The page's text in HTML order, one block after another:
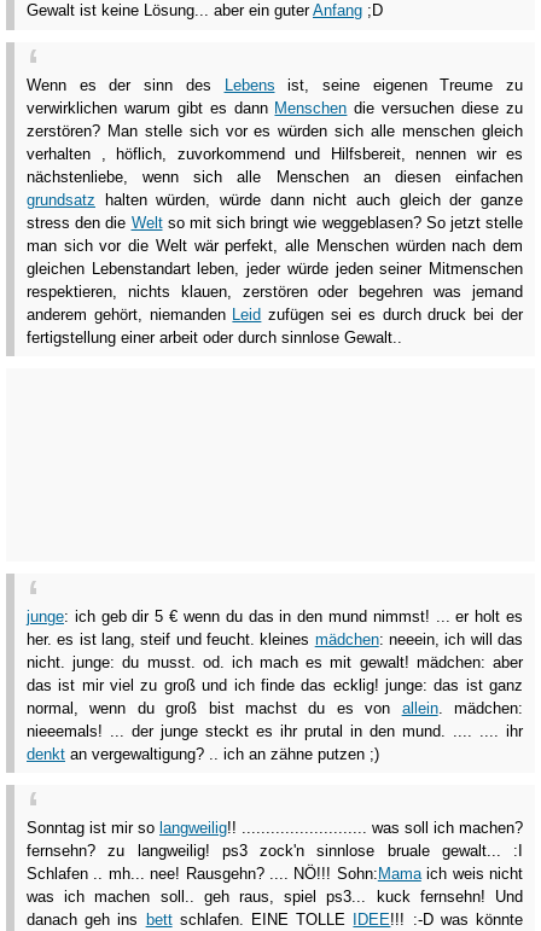
Gewalt ist keine Lösung... aber ein guterAnfang ;D
Wenn es der sinn des Lebens ist, seine eigenen Treume zu
verwirklichen warum gibt es dann Menschen die versuchen diese zu
zerstören? Man stelle sich vor es würden sich alle menschen gleich
verhalten , höflich, zuvorkommend und Hilfsbereit, nennen wir es
nächstenliebe, wenn sich alle Menschen an diesen einfachen
grundsatz halten würden, würde dann nicht auch gleich der ganze
stress den die Weltso mit sich bringt wie weggeblasen? So jetzt stelle
man sich vor die Welt wär perfekt, alle Menschen würden nach dem
gleichen Lebenstandart leben, jeder würde jeden seiner Mitmenschen
respektieren, nichts klauen, zerstören oder begehren was jemand
anderem gehört, niemanden Leid zufügen sei es durch druck bei der
fertigstellung einer arbeit oder durch sinnlose Gewalt..
junge: ich geb dir 5 € wenn du das in den mund nimmst! ... er holt es
her. es ist lang, steif und feucht. kleines mädchen: neeein, ich will das
nicht. junge: du musst. od. ich mach es mit gewalt! mädchen: aber
das ist mir viel zu groß und ich finde das ecklig! junge: das ist ganz
normal, wenn du groß bist machst du es von allein. mädchen:
nieeemals! ... der junge steckt es ihr prutal in den mund. .... .... ihr
denkt an vergewaltigung? .. ich an zähne putzen ;)
Sonntag ist mir so langweilig!! .......................... was soll ich machen?
fernsehn? zu langweilig! ps3 zock'n sinnlose bruale gewalt... :I
Schlafen .. mh... nee! Rausgehn? .... NÖ!!! Sohn: Mamaich weis nicht
was ich machen soll.. geh raus, spiel ps3... kuck fernsehn! Und
danach geh ins
bettschlafen. EINE TOLLE IDEE!!! :-D was könnte